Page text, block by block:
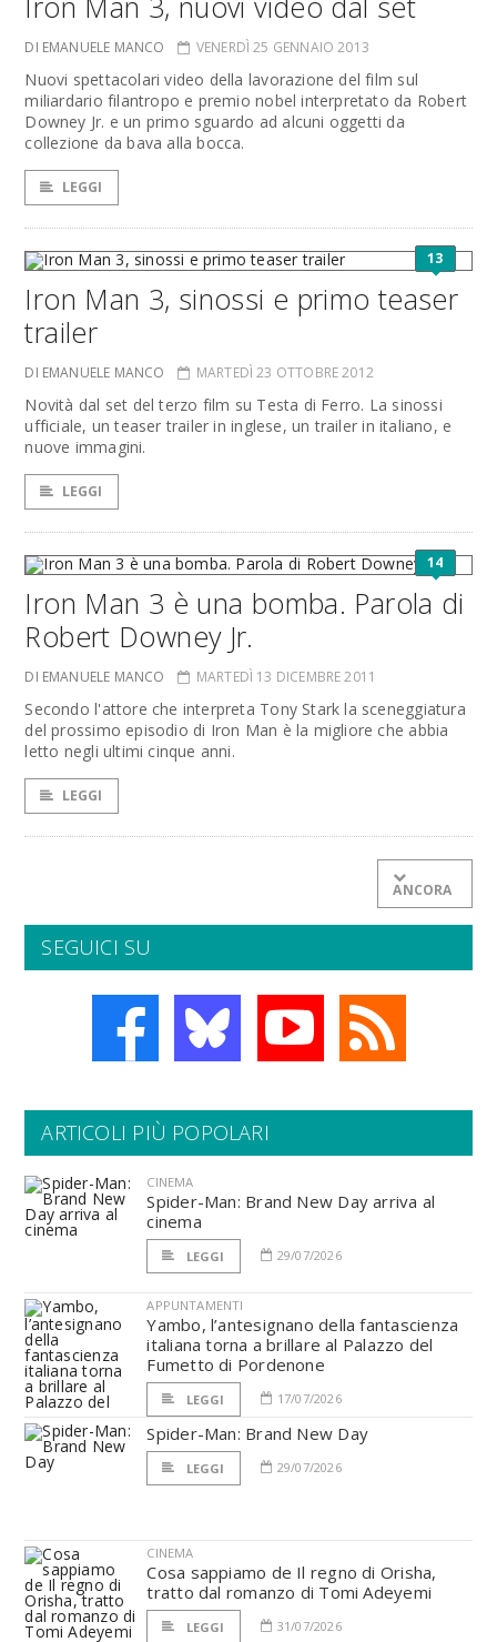
DI EMANUELE MANCO VENERDÌ 25 GENNAIO 2013
Nuovi spettacolari video della lavorazione del film sul
miliardario filantropo e premio nobel interpretato da Robert
Downey Jr. e un primo sguardo ad alcuni oggetti da
collezione da bava alla bocca.
LEGGI
13
Iron Man 3, sinossi e primo teaser
trailer
DI EMANUELE MANCO MARTEDÌ 23 OTTOBRE 2012
Novità dal set del terzo film su Testa di Ferro. La sinossi
ufficiale, un teaser trailer in inglese, un trailer in italiano, e
nuove immagini.
LEGGI
14
Iron Man 3 è una bomba. Parola di
Robert Downey Jr.
DI EMANUELE MANCO MARTEDÌ 13 DICEMBRE 2011
Secondo l'attore che interpreta Tony Stark la sceneggiatura
del prossimo episodio di Iron Man è la migliore che abbia
letto negli ultimi cinque anni.
LEGGI
ANCORA
SEGUICI SU
ARTICOLI PIÙ POPOLARI
CINEMA
Spider-Man: Brand New Day arriva al
cinema
LEGGI 29/07/2026
APPUNTAMENTI
Yambo, l’antesignano della fantascienza
italiana torna a brillare al Palazzo del
Fumetto di Pordenone
LEGGI 17/07/2026
Spider-Man: Brand New Day
LEGGI 29/07/2026
CINEMA
Cosa sappiamo de Il regno di Orisha,
tratto dal romanzo di Tomi Adeyemi
LEGGI 31/07/2026